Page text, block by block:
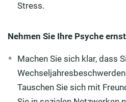
Stress.
Nehmen Sie Ihre Psyche ernst
Machen Sie sich klar, dass
Tauschen Sie sich mit